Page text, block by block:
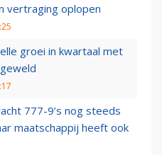
vertraging oplopen
groei in kwartaal met
777-9’s nog steeds
maatschappij heeft ook